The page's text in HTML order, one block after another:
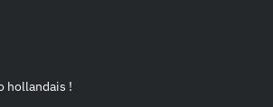
hollandais !